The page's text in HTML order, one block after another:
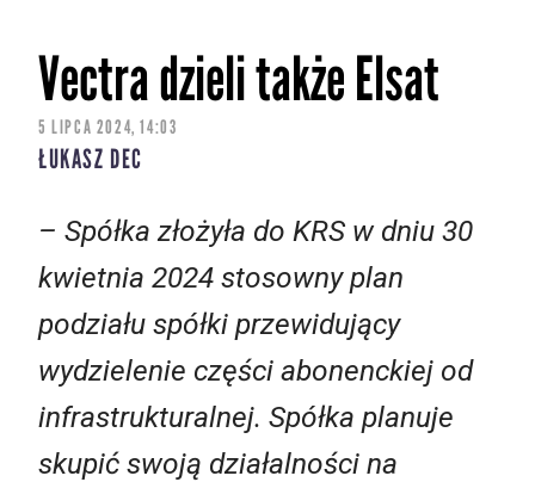
Vectra dzieli także Elsat
5 LIPCA 2024, 14:03
ŁUKASZ DEC
– Spółka złożyła do KRS w dniu 30
kwietnia 2024 stosowny plan
podziału spółki przewidujący
wydzielenie części abonenckiej od
infrastrukturalnej. Spółka planuje
skupić swoją działalności na